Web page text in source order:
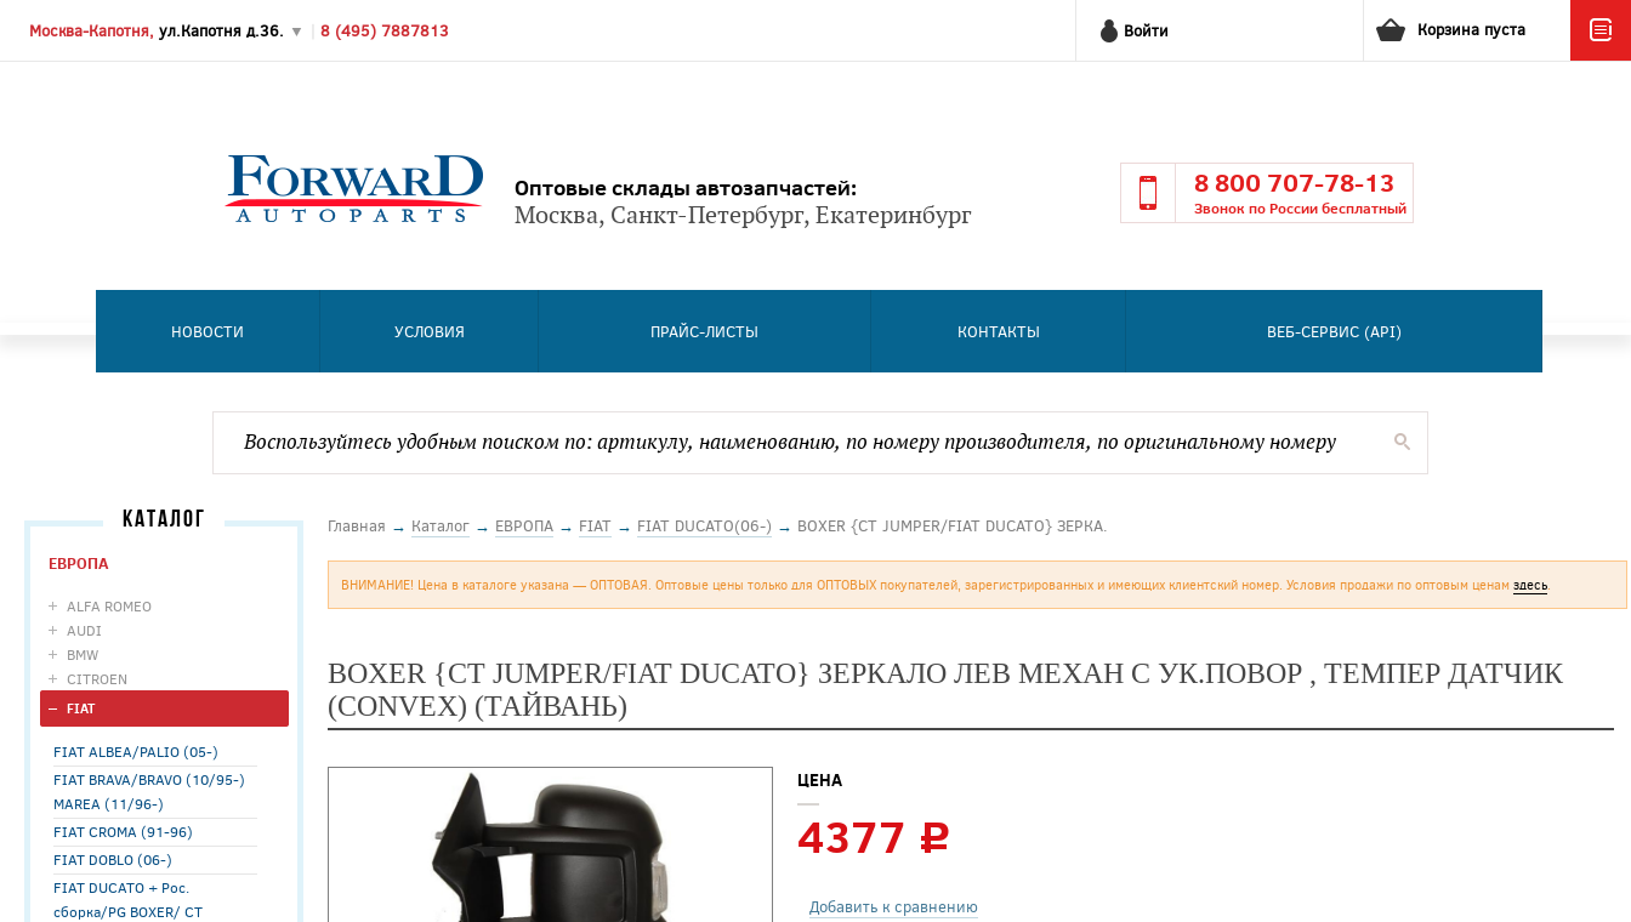
Москва-Капотня, ул.Капотня д.36. ▼ 8 (495) 7887813 Войти Корзина пуста
Оптовые склады автозапчастей:
Москва, Санкт-Петербург, Екатеринбург
8 800 707-78-13
Звонок по России бесплатный
НОВОСТИ УСЛОВИЯ ПРАЙС-ЛИСТЫ КОНТАКТЫ ВЕБ-СЕРВИС (API)
КАТАЛОГ
ЕВРОПА
ALFA ROMEO
AUDI
BMW
CITROEN
FIAT
FIAT ALBEA/PALIO (05-)
FIAT BRAVA/BRAVO (10/95-)
MAREA (11/96-)
FIAT CROMA (91-96)
FIAT DOBLO (06-)
FIAT DUCATO + Рос.
сборка/PG BOXER/ CT
Главная → Каталог → ЕВРОПА → FIAT → FIAT DUCATO(06-) → BOXER {CT JUMPER/FIAT DUCATO} ЗЕРКА.
ВНИМАНИЕ! Цена в каталоге указана — ОПТОВАЯ. Оптовые цены только для ОПТОВЫХ покупателей, зарегистрированных и имеющих клиентский номер. Условия продажи по оптовым ценам здесь.
BOXER {CT JUMPER/FIAT DUCATO} ЗЕРКАЛО ЛЕВ МЕХАН С УК.ПОВОР , ТЕМПЕР ДАТЧИК
(CONVEX) (ТАЙВАНЬ)
ЦЕНА
4377 c
Добавить к сравнению